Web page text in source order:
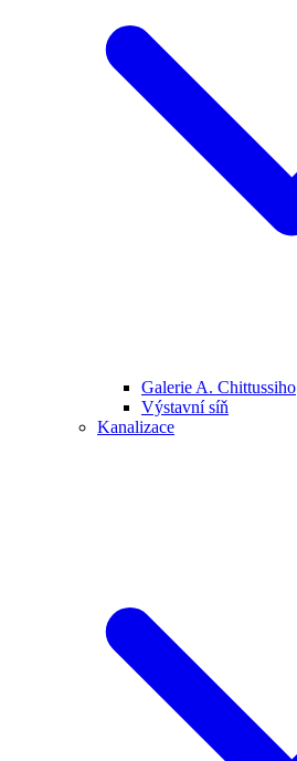
Galerie A. Chittussiho
Výstavní síň
Kanalizace